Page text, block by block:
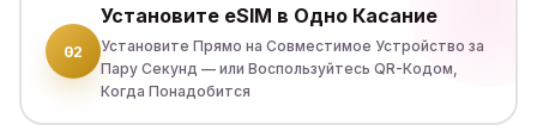
02
Установите eSIM в Одно Касание
Установите Прямо на Совместимое Устройство за
Пару Секунд — или Воспользуйтесь QR-Кодом,
Когда Понадобится